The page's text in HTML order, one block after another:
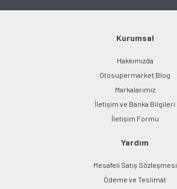
Bu ürüne benzer farklı alternatifler olmalı.
Gönder
Kurumsal
Hakkımızda
Otosupermarket Blog
Markalarımız
İletişim ve Banka Bilgileri
İletişim Formu
Yardım
Mesafeli Satış Sözleşmesi
Ödeme ve Teslimat